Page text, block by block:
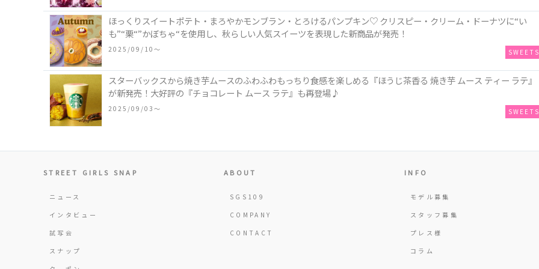
ほっくりスイートポテト・まろやかモンブラン・とろけるパンプキン♡ クリスピー・クリーム・ドーナツに“い
も”“栗“”かぼちゃ“を使用し、秋らしい人気スイーツを表現した新商品が発売！
2025/09/10〜 SWEETS
スターバックスから焼き芋ムースのふわふわもっちり食感を楽しめる『ほうじ茶香る 焼き芋 ムース ティー ラテ』
が新発売！大好評の『チョコレート ムース ラテ』も再登場♪
2025/09/03〜 SWEETS
STREET GIRLS SNAP
ニュース
インタビュー
試写会
スナップ
ABOUT
SGS109
COMPANY
CONTACT
INFO
モデル募集
スタッフ募集
プレス様
コラム